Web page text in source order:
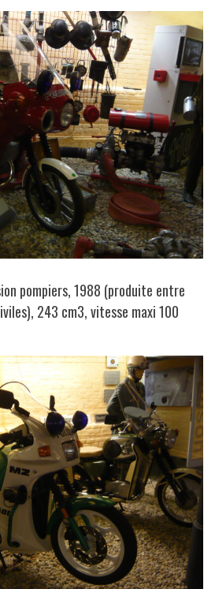
pompiers, 1988 (produite entre
243 cm3, vitesse maxi 100